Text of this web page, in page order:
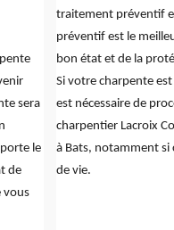
sera
le
de
vous
traitement préventif
préventif est le
bon état et de la
Si votre charpente est
est nécessaire de
charpentier Lacroix
à Bats, notamment si
de vie.